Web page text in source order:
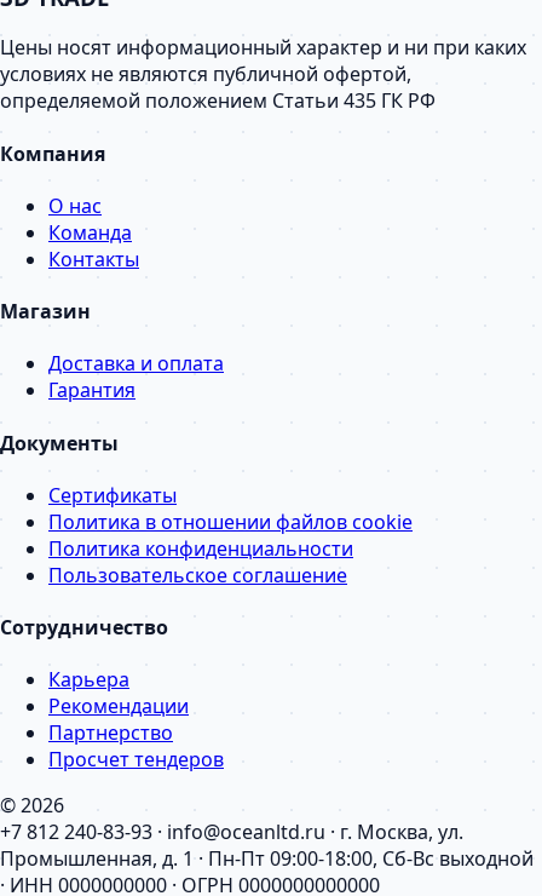
Цены носят информационный характер и ни при каких
условиях не являются публичной офертой,
определяемой положением Статьи 435 ГК РФ
Компания
О нас
Команда
Контакты
Магазин
Доставка и оплата
Гарантия
Документы
Сертификаты
Политика в отношении файлов cookie
Политика конфиденциальности
Пользовательское соглашение
Сотрудничество
Карьера
Рекомендации
Партнерство
Просчет тендеров
© 2026
+7 812 240-83-93 · info@oceanltd.ru · г. Москва, ул.
Промышленная, д. 1 · Пн-Пт 09:00-18:00, Сб-Вс выходной
· ИНН 0000000000 · ОГРН 0000000000000